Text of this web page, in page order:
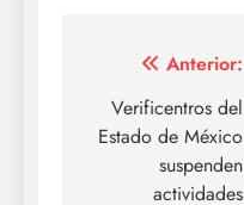
Navegación
de
entradas
Anterior:
Verificentros del
Estado de México
suspenden
actividades